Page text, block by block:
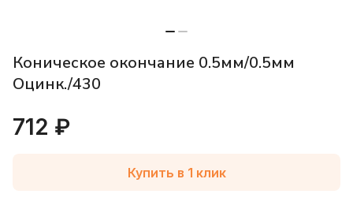
Коническое окончание 0.5мм/0.5мм
Оцинк./430
712 ₽
Купить в 1 клик